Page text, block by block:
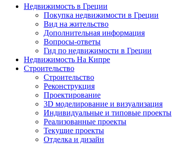
Недвижимость в Греции
Покупка недвижимости в Греции
Вид на жительство
Дополнительная информация
Вопросы-ответы
Гид по недвижимости в Греции
Недвижимость На Кипре
Строительство
Строительство
Реконструкция
Проектирование
3D моделирование и визуализация
Индивидуальные и типовые проекты
Реализованные проекты
Текущие проекты
Отделка и дизайн